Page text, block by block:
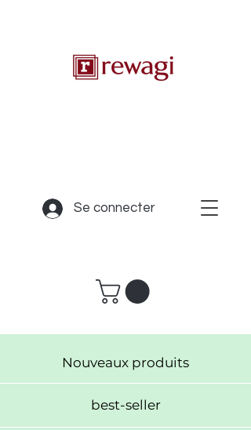
Nouveaux produits
best-seller
Se connecter